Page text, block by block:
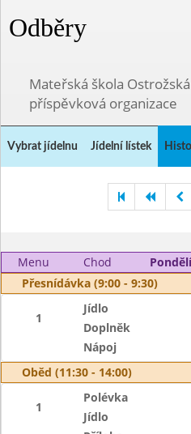
Odběry
Mateřská škola
příspěvková organizace
Vybrat jídelnu Jídelní lístek
Menu Chod
Přesnídávka (9:00 - 9:30)
1
Jídlo
Doplněk
Nápoj
Oběd (11:30 - 14:00)
1
Polévka
Jídlo